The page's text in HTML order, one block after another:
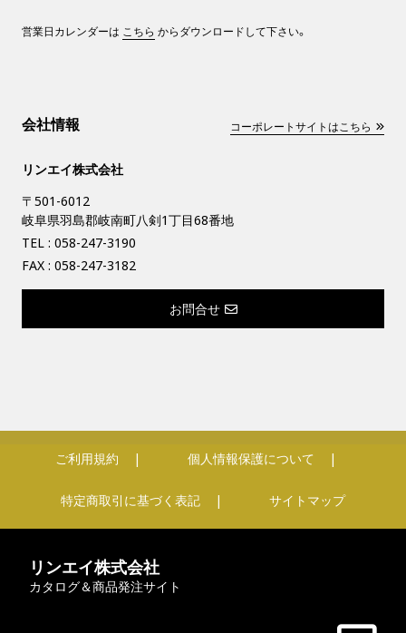
営業日カレンダーは こちら からダウンロードして下さい。
会社情報 コーポレートサイトはこちら
リンエイ株式会社
〒501-6012
岐阜県羽島郡岐南町八剣1丁目68番地
TEL : 058-247-3190
FAX : 058-247-3182
お問合せ
ご利用規約 個人情報保護について
特定商取引に基づく表記 サイトマップ
リンエイ株式会社
カタログ＆商品発注サイト